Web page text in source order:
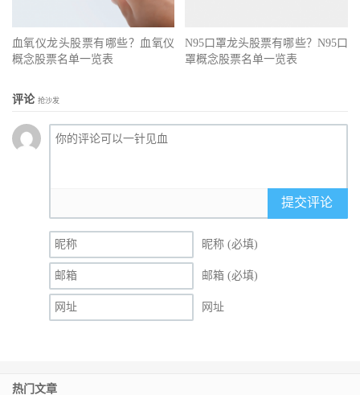
血氧仪龙头股票有哪些？血氧仪
概念股票名单一览表
N95口罩龙头股票有哪些？N95口
罩概念股票名单一览表
评论 抢沙发
提交评论
昵称 (必填)
邮箱 (必填)
网址
热门文章